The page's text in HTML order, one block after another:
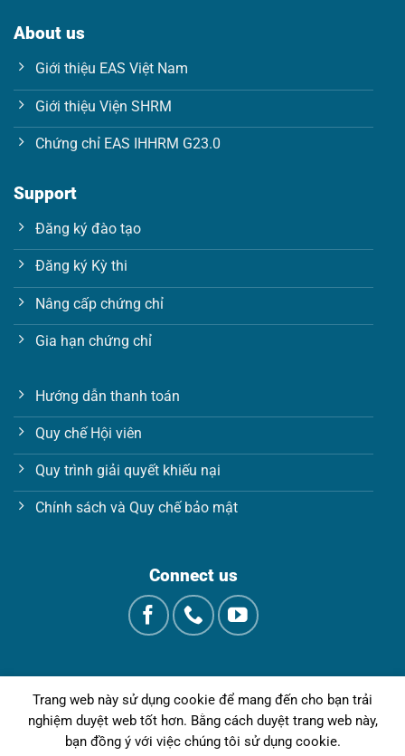
m
i
About us
Giới thiệu EAS Việt Nam
Giới thiệu Viện SHRM
Chứng chỉ EAS IHHRM G23.0
Support
Đăng ký đào tạo
Đăng ký Kỳ thi
Nâng cấp chứng chỉ
Gia hạn chứng chỉ
Hướng dẫn thanh toán
Quy chế Hội viên
Quy trình giải quyết khiếu nại
Chính sách và Quy chế bảo mật
Connect us
Trang web này sử dụng cookie để mang đến cho bạn trải
nghiệm duyệt web tốt hơn. Bằng cách duyệt trang web này,
bạn đồng ý với việc chúng tôi sử dụng cookie.